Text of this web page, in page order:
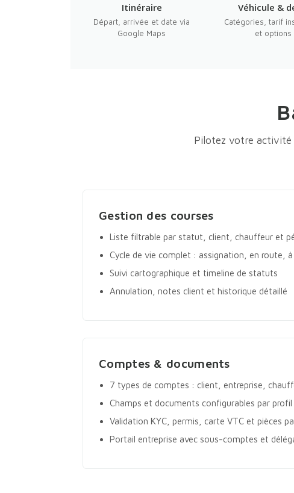
Itinéraire
Départ, arrivée et date via
Google Maps
Véhicule &
Catégories, tarif
et options
Pilotez votre activité
Gestion des courses
Liste filtrable par statut, client, chauffeur et
Cycle de vie complet : assignation, en route,
Suivi cartographique et timeline de statuts
Annulation, notes client et historique détaillé
Comptes & documents
7 types de comptes : client, entreprise,
Champs et documents configurables par profil
Validation KYC, permis, carte VTC et pièces
Portail entreprise avec sous-comptes et